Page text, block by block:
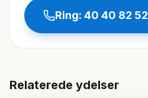
Ring: 40 40 82 52
Relaterede ydelser